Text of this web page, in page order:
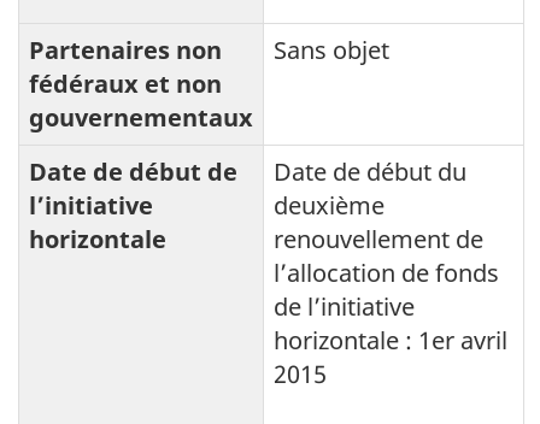
Partenaires non
fédéraux et non
gouvernementaux
Sans objet
Date de début de
l’initiative
horizontale
Date de début du
deuxième
renouvellement de
l’allocation de fonds
de l’initiative
horizontale : 1er avril
2015